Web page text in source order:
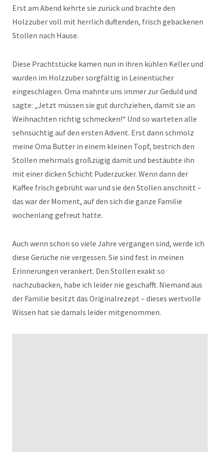
Erst am Abend kehrte sie zurück und brachte den
Holzzuber voll mit herrlich duftenden, frisch gebackenen
Stollen nach Hause.
Diese Prachtstücke kamen nun in ihren kühlen Keller und
wurden im Holzzuber sorgfältig in Leinentücher
eingeschlagen. Oma mahnte uns immer zur Geduld und
sagte: „Jetzt müssen sie gut durchziehen, damit sie an
Weihnachten richtig schmecken!“ Und so warteten alle
sehnsüchtig auf den ersten Advent. Erst dann schmolz
meine Oma Butter in einem kleinen Topf, bestrich den
Stollen mehrmals großzügig damit und bestäubte ihn
mit einer dicken Schicht Puderzucker. Wenn dann der
Kaffee frisch gebrüht war und sie den Stollen anschnitt –
das war der Moment, auf den sich die ganze Familie
wochenlang gefreut hatte.
Auch wenn schon so viele Jahre vergangen sind, werde ich
diese Gerüche nie vergessen. Sie sind fest in meinen
Erinnerungen verankert. Den Stollen exakt so
nachzubacken, habe ich leider nie geschafft. Niemand aus
der Familie besitzt das Originalrezept – dieses wertvolle
Wissen hat sie damals leider mitgenommen.